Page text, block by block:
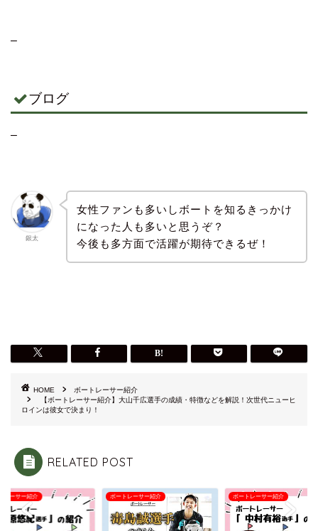
–
ブログ
–
銀太
女性ファンも多いしボートを知るきっかけ
になった人も多いと思うぞ？
今後も多方面で活躍が期待できるぜ！
HOME
ボートレーサー紹介
【ボートレーサー紹介】大山千広選手の成績・特徴などを解説！次世代ニューヒ
ロインは彼女で決まり！
RELATED POST
レーサー紹介 ボートレーサー紹介 ボートレーサー紹介